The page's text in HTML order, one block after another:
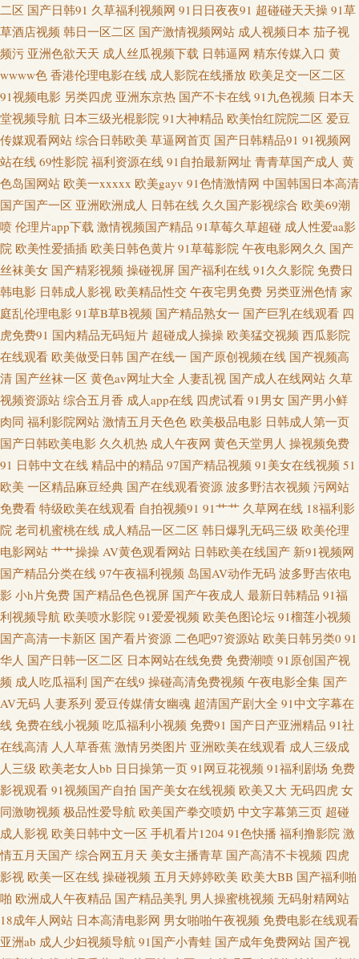
精品成人网站 黑丝自慰喷水网站 久久国产伊人影院 欧美A√ 天堂AV颜射 午
夜伦理成人av 在线ar黄 91草网站 91精品大神 国产精品电影 狠狠干快播 九一
在線觀看 美女91 欧美性交精品视频 三级片试看 午夜福利视频91 69色导航 91
色人妻 97资原总站 成人网站入口 国产不卡二区 精东视频久久 老湿69 欧美福
利影院 91AV狼友社 91清清视频 WWW性欧美 大香蕉超碰免费在 狠狠肏成人
专区 另类理论影视 欧美色中色5 日本在线不卡一区 四虎黄色片电影院 超碰
人妻97 国产日韩欧美足交 久久爱99 蜜臀TV69 欧美专区第二页 天天干天操
影音先锋国产性爱 91黑丝精品美女 99热网 丁香五月在线综合 韩国av网址网
站 免费看欧美日逼的 欧美在线视频aa 熟女福利资源网 亚洲色图丝袜 91看频
草莓视频w 福利合集在线导航 九九成人伊人 蜜芽淫秽网 人妻福利导航 三级
成人日韩 五月激情图片 成人电影香蕉视频 韩日一区视频 老湿机激情影视 人
人操熟妇 亚洲欧洲日本无码 91青草娱乐 变态另类网 国内AV草逼影视 三级四
久久综合青青草 欧美欧美欧美欧美 日本韩国颜射 四虎影院av网站 一本道色
AV 91社区导航 www91黑丝 国产AV五码韩 久久天天夜夜肏逼 欧洲A级网站
四虎色逼 宅女午夜福利 91社区网站 AV另类欧 豆花tv 狠狠久久精品 欧美A黄
日本黑丝三级A片 午夜熟女av影院 91磁力链接 AV穴夫天堂影视 九一在线看
日韩一a 91n91c www五月天婷婷 国产盗摄5区 久久91人 欧美三级网址 日韩中
文欧美 91精品吴梦梦 成人五月天社区 久草电影在线 欧美一期二期 午夜福利
电源 91色在线 超碰蜜臀91 国产欧美另类激情 久久国产网址 欧美做爱精品 偷
拍网亚洲 91传媒在线免费 www天天干在线 国内激情 蜜臀AV性生活 日韩性
爱图 亚洲农妇AV 91色色网址 超碰激情在线 国内av超碰 久久视频老司机 日
二区 国产日韩91 久草福利视频网 91日日夜夜91 超碰碰天天操 91草
草酒店视频 韩日一区二区 国产激情视频网站 成人视频日本 茄子视
频污 亚洲色欲天天 成人丝瓜视频下载 日韩逼网 精东传媒入口 黄
wwww色 香港伦理电影在线 成人影院在线播放 欧美足交一区二区
91视频电影 另类四虎 亚洲东京热 国产不卡在线 91九色视频 日本天
堂视频导航 日本三级光棍影院 91大神精品 欧美怡红院院二区 爱豆
传媒观看网站 综合日韩欧美 草逼网首页 国产日韩精品91 91视频网
站在线 69性影院 福利资源在线 91自拍最新网址 青青草国产成人 黄
色岛国网站 欧美一xxxxx 欧美gayv 91色情激情网 中国韩国日本高清
国产国产一区 亚洲欧洲成人 日韩在线 久久国产影视综合 欧美69潮
喷 伦理片app下载 激情视频国产精品 91草莓久草超碰 成人性爱aa影
院 欧美性爱插插 欧美日韩色黄片 91草莓影院 午夜电影网久久 国产
丝袜美女 国产精彩视频 操碰视屏 国产福利在线 91久久影院 免费日
韩电影 日韩成人影视 欧美精品性交 午夜宅男免费 另类亚洲色情 家
庭乱伦理电影 91草B草B视频 国产精品熟女一 国产巨乳在线观看 四
虎免费91 国内精品无码短片 超碰成人操操 欧美猛交视频 西瓜影院
在线观看 欧美做受日韩 国产在线一 国产原创视频在线 国产视频高
清 国产丝袜一区 黄色av网址大全 人妻乱视 国产成人在线网站 久草
视频资源站 综合五月香 成人app在线 四虎试看 91男女 国产男小鲜
肉同 福利影院网站 激情五月天色色 欧美极品电影 日韩成人第一页
国产日韩欧美电影 久久机热 成人午夜网 黄色天堂男人 操视频免费
91 日韩中文在线 精品中的精品 97国产精品视频 91美女在线视频 51
欧美 一区精品麻豆经典 国产在线观看资源 波多野洁衣视频 污网站
免费看 特级欧美在线观看 自拍视频91 91艹艹 久草网在线 18福利影
院 老司机蜜桃在线 成人精品一区二区 韩日爆乳无码三级 欧美伦理
电影网站 艹艹操操 AV黄色观看网站 日韩欧美在线国产 新91视频网
国产精品分类在线 97午夜福利视频 岛国AV动作无码 波多野吉依电
影 小h片免费 国产精品色色视屏 国产午夜成人 最新日韩精品 91福
利视频导航 欧美喷水影院 91爱爱视频 欧美色图论坛 91榴莲小视频
国产高清一卡新区 国产看片资源 二色吧97资源站 欧美日韩另类0 91
华人 国产日韩一区二区 日本网站在线免费 免费潮喷 91原创国产视
频 成人吃瓜福利 国产在线9 操碰高清免费视频 午夜电影全集 国产
AV无码 人妻系列 爱豆传媒倩女幽魂 超清国产剧大全 91中文字幕在
线 免费在线小视频 吃瓜福利小视频 免费91 国产日产亚洲精品 91社
在线高清 人人草香蕉 激情另类图片 亚洲欧美在线观看 成人三级成
人三级 欧美老女人bb 日日操第一页 91网豆花视频 91福利剧场 免费
影视观看 91视频国产自拍 国产美女在线视频 欧美又大 无码四虎 女
同激吻视频 极品性爱导航 欧美国产拳交喷奶 中文字幕第三页 超碰
成人影视 欧美日韩中文一区 手机看片1204 91色快播 福利撸影院 激
情五月天国产 综合网五月天 美女主播青草 国产高清不卡视频 四虎
影视 欧美一区在线 操碰视频 五月天婷婷欧美 欧美大BB 国产福利啪
啪 欧洲成人午夜精品 国产精品美乳 男人操蜜桃视频 无码射精网站
18成年人网站 日本高清电影网 男女啪啪午夜视频 免费电影在线观看
亚洲ab 成人少妇视频导航 91国产小青蛙 国产成年免费网站 国产视